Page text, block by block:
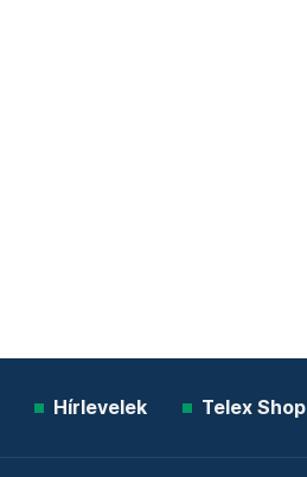
Hírlevelek Telex Shop